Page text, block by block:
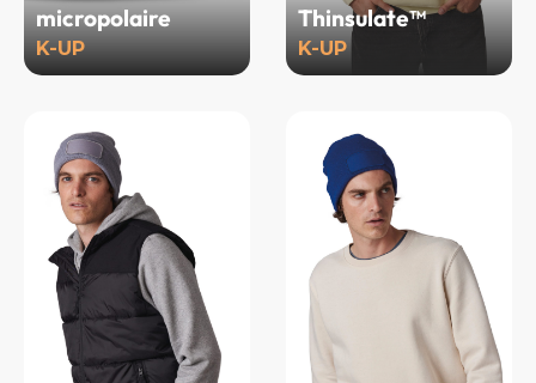
micropolaire
K-UP
Thinsulate™
K-UP